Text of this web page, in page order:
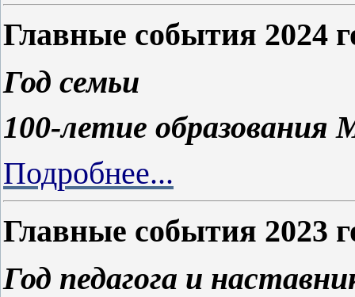
Главные события 2024
Год семьи
100-летие образования
Подробнее...
Главные события 2023
Год педагога и